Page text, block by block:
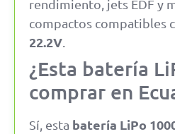
rendimiento, jets EDF y
compactos compatibles
22.2V
¿Esta batería
comprar en
Sí, esta batería LiPo